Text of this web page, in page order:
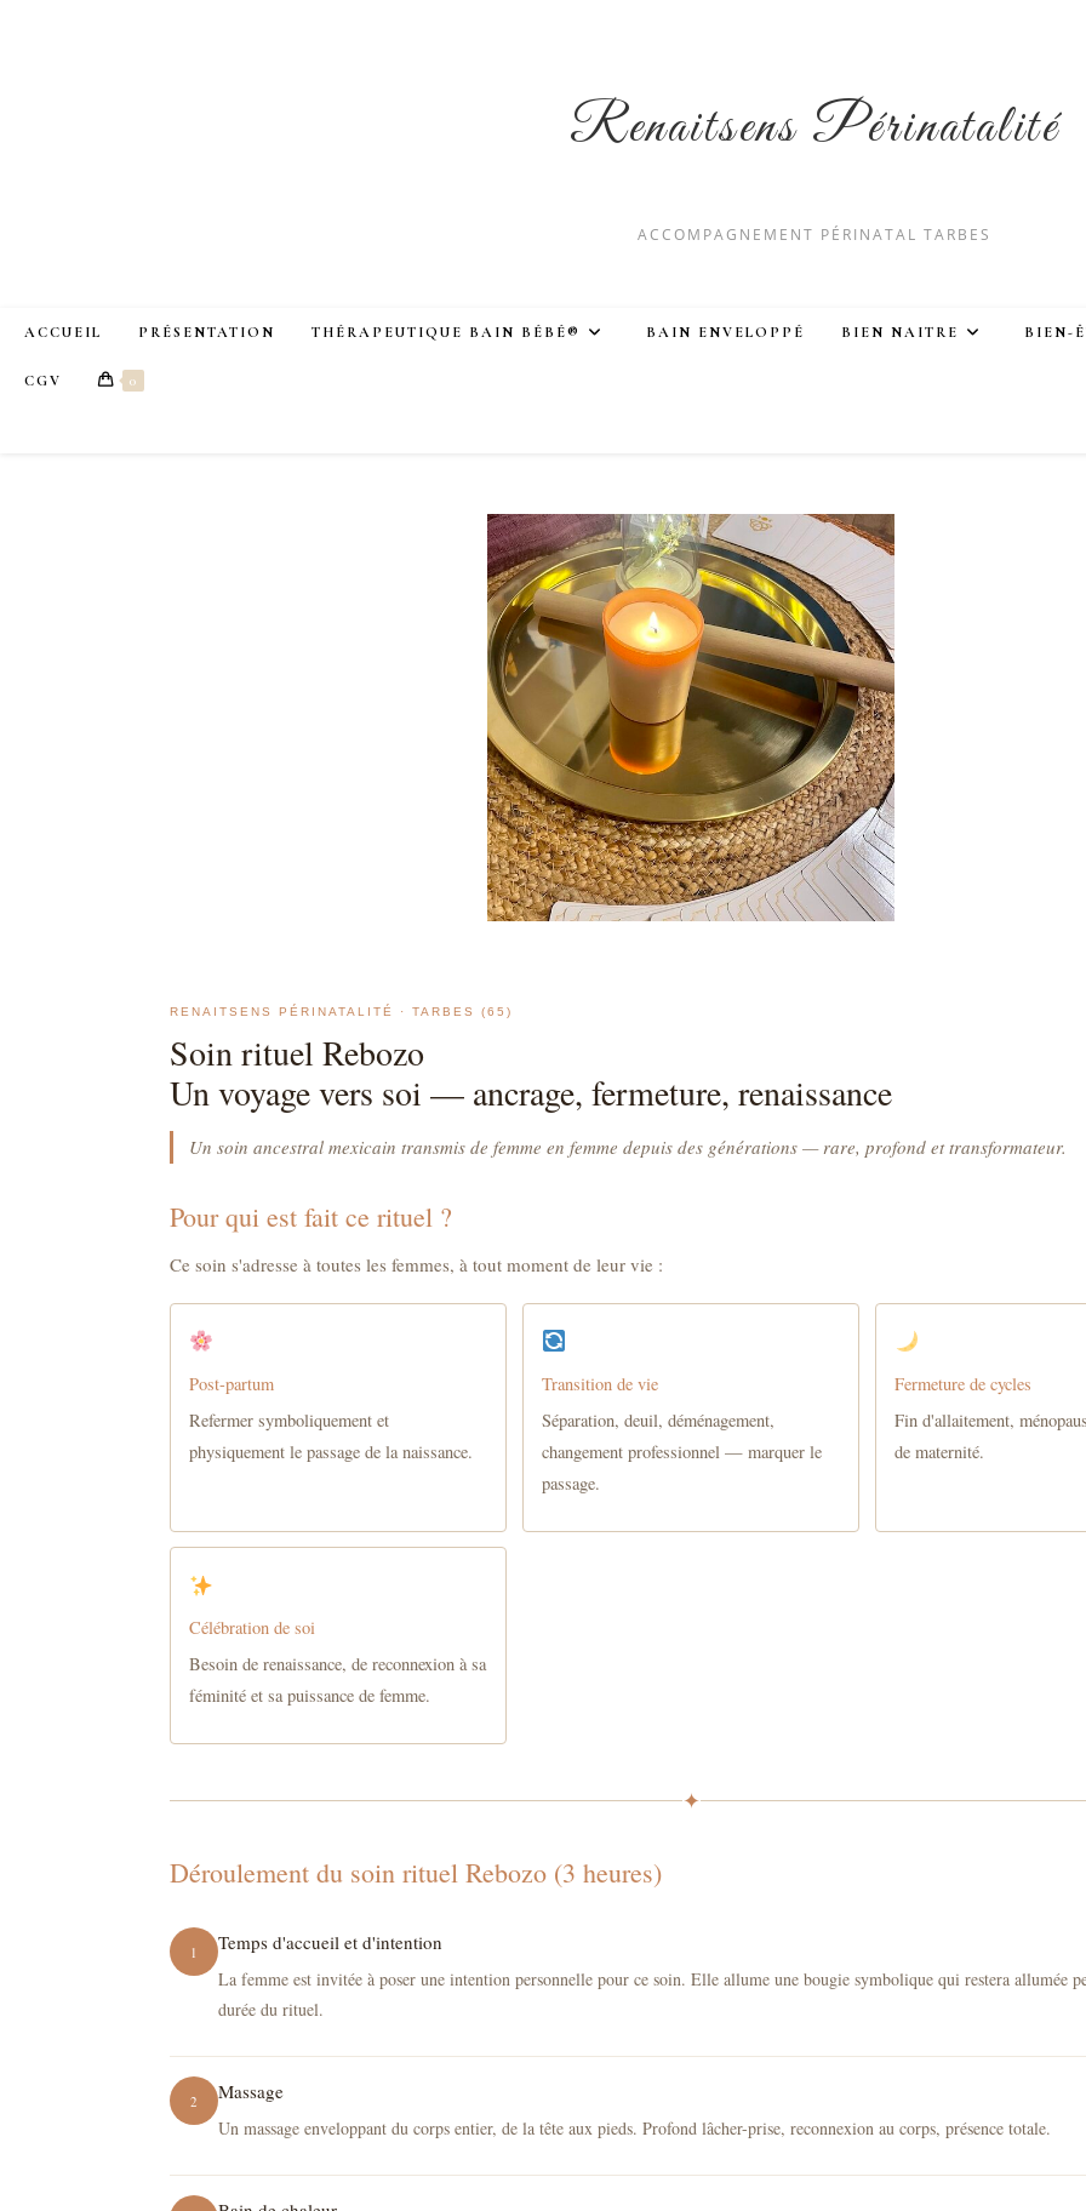
Renaitsens Périnatalité
ACCOMPAGNEMENT PÉRINATAL TARBES
ACCUEIL PRÉSENTATION THÉRAPEUTIQUE BAIN BÉBÉ® BAIN ENVELOPPÉ BIEN NAITRE BIEN-
CGV 0
RENAITSENS PÉRINATALITÉ · TARBES (65)
Soin rituel Rebozo
Un voyage vers soi — ancrage, fermeture, renaissance
Un soin ancestral mexicain transmis de femme en femme depuis des générations — rare, profond et transformateur.
Pour qui est fait ce rituel ?
Ce soin s'adresse à toutes les femmes, à tout moment de leur vie :
Post-partum
Refermer symboliquement et
physiquement le passage de la naissance.
Transition de vie
Séparation, deuil, déménagement,
changement professionnel — marquer le
passage.
Fermeture de cycles
Fin d'allaitement,
de maternité.
Célébration de soi
Besoin de renaissance, de reconnexion à sa
féminité et sa puissance de femme.
✦
Déroulement du soin rituel Rebozo (3 heures)
Temps d'accueil et d'intention
La femme est invitée à poser une intention personnelle pour ce soin. Elle allume une bougie symbolique qui restera allumée
durée du rituel.
Massage
Un massage enveloppant du corps entier, de la tête aux pieds. Profond lâcher-prise, reconnexion au corps, présence totale.